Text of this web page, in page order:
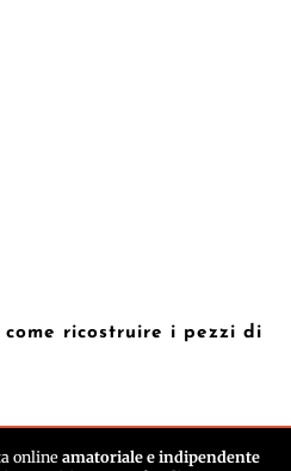
come ricostruire i pezzi di
online amatoriale e indipendente